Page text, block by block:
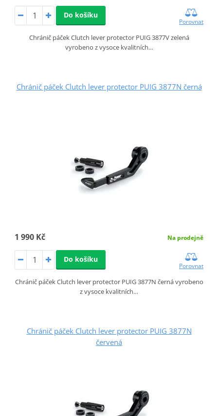
Do košíku
Porovnat
Chránič páček Clutch lever protector PUIG 3877V zelená
vyrobeno z vysoce kvalitních…
Chránič páček Clutch lever protector PUIG 3877N černá
1 990 Kč Na prodejně
Do košíku
Porovnat
Chránič páček Clutch lever protector PUIG 3877N černá vyrobeno
z vysoce kvalitních…
Chránič páček Clutch lever protector PUIG 3877N
červená